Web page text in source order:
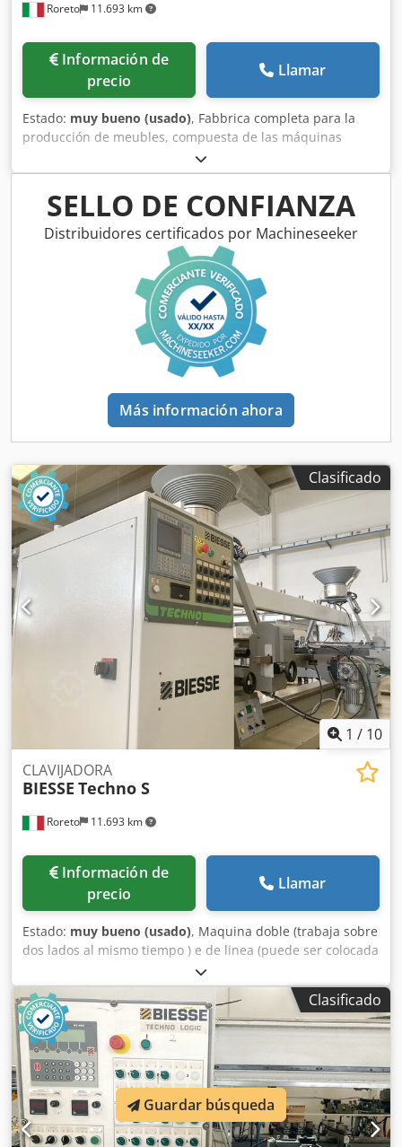
Roreto 11.693 km
Información de
precio
Llamar
Estado: muy bueno (usado), Fabbrica completa para la
producción de meubles, compuesta de las máquinas
principales: KZ2207) LÍNEA NC "BIESSE" FDT CN para
taladrado-insertion de clavijas,, compuesta por: Cargador
"RBO"Tornado, 2 x Taladros NC "BIESSE" FDT CN , 1 x
Taladro-Clavijadora NC "BIESSE" SDT CN "BIESSE",
Descargador "RBO" Tornado KZ2205) LÍNEA de perfilado-
canteado (4 caras) "HOMAG" compuesta por: Cargador
doble "ESSE2", 1ª combinada doble "HOMAG" PowerLine KF
20/20/QA/15, 1ª Girapiezas de 90° "HOMAG" TD 31/30/12,
2ª combinada doble "HOMAG" PowerLine KF 20/21/QA/35,
2° Girapiezas de 90°, Descargador doble "ESSE2" KZ2210)
LÍNEA NC "BREMA (BIESSE)" Vektor de taladrado-fresado-
inserción, compuesto por: Alimentador (18 posiciones),
CNC Vektor GLR 30-13 + Vektor XL 40-30 + Idrak-3, varios
transfer KZ2090) Lijadora "COSTA LEVIGATRICE" SN TR TT
TT TR 1350 KZ2045) CNC portal con grupo canteado
"MORBIDELLI" Planet HP6018 (2 mesass, 6 bobinas)
cargador y alimentador "ESSE2" KZ2075) Línea de montaje
"TERMOPAK" con prensa para muebles KZ2203) Línea de
corte "SALVADOR" (corte de barras + partidor/splitter) con
cargador "ESSE2" KZ2009) Departamento de CHAPAS
(cizalla doble cuchilla "MONGUZZI", cizalla "MONGUZZI";
juntadora "KUPER", cizalla "TAGLIABUE", etc.) KZ2201)
Línea de prensado (ciclo continuo) "WEMHONER"
1300x6200 mm KZ2215) Almacén automático de
almacenaje de paneles "ESSE2" Mod. MAGAZZINO N° 3
subestaciones (aspiracion) “MION” (1ra de Kw 132, 2da de
Kw 55, 3ra de Kw 22) Varios vehículos (camiones,
furgonetas, etc.) Además de otras máquinas diversas (CNC
Biesse Skipper 130, pequeños taladro ALBERTI,
MORBIDELLI, etc.) transportadores de rodillos, carretillas
elevadoras, transpaletas, camiones y furgonetas, etc.
Cedpfxeh T Dvts Agtjrf Las máquinas siguen instaladas por
el usuario y se pueden ver con cita previa.
SELLO DE CONFIANZA
Distribuidores certificados por Machineseeker
Más información ahora
Clasificado
1 / 10
Roreto 11.693 km
CLAVIJADORA
BIESSE Techno S
Información de
precio
Llamar
Estado: muy bueno (usado), Maquina doble (trabaja sobre
dos lados al mismo tiempo ) e de linea (puede ser colocada
después de un taladro multiple pasador por cyclo
automático) Credpew Ug A Hsfx Agtof - Programmador
electronico "CNI" NC 400 - Cuadro de mandos y eléctrico
incorporado - N° 2 cintas de alimentación (HP 0,25 x 2
motores) - Anchura max de trabajo mm 3200 - Lado
derecho horizontal móvil, variable respecto a la anchura
de trabajo que se necesita - N° 1+1 depósitos-
alimentadores para almacenar mechónes - N° 6+6 grupos
insertadores (toberas inyectores de cola y insertion de
mechón-clavijas) - Sistema alimentaciòn cola a alta presiòn
Clasificado
Guardar búsqueda